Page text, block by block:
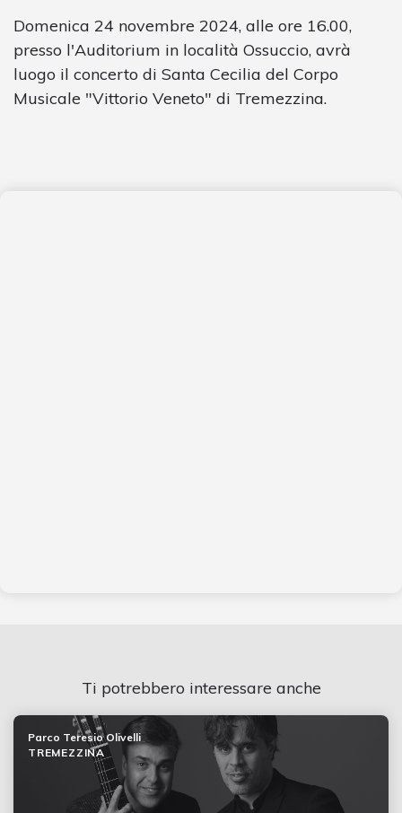
Domenica 24 novembre 2024, alle ore 16.00,
presso l'Auditorium in località Ossuccio, avrà
luogo il concerto di Santa Cecilia del Corpo
Musicale "Vittorio Veneto" di Tremezzina.
Ti potrebbero interessare anche
Parco Teresio Olivelli
TREMEZZINA